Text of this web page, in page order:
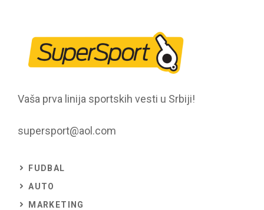
Vaša prva linija sportskih vesti u Srbiji!
supersport@aol.com
FUDBAL
AUTO
MARKETING